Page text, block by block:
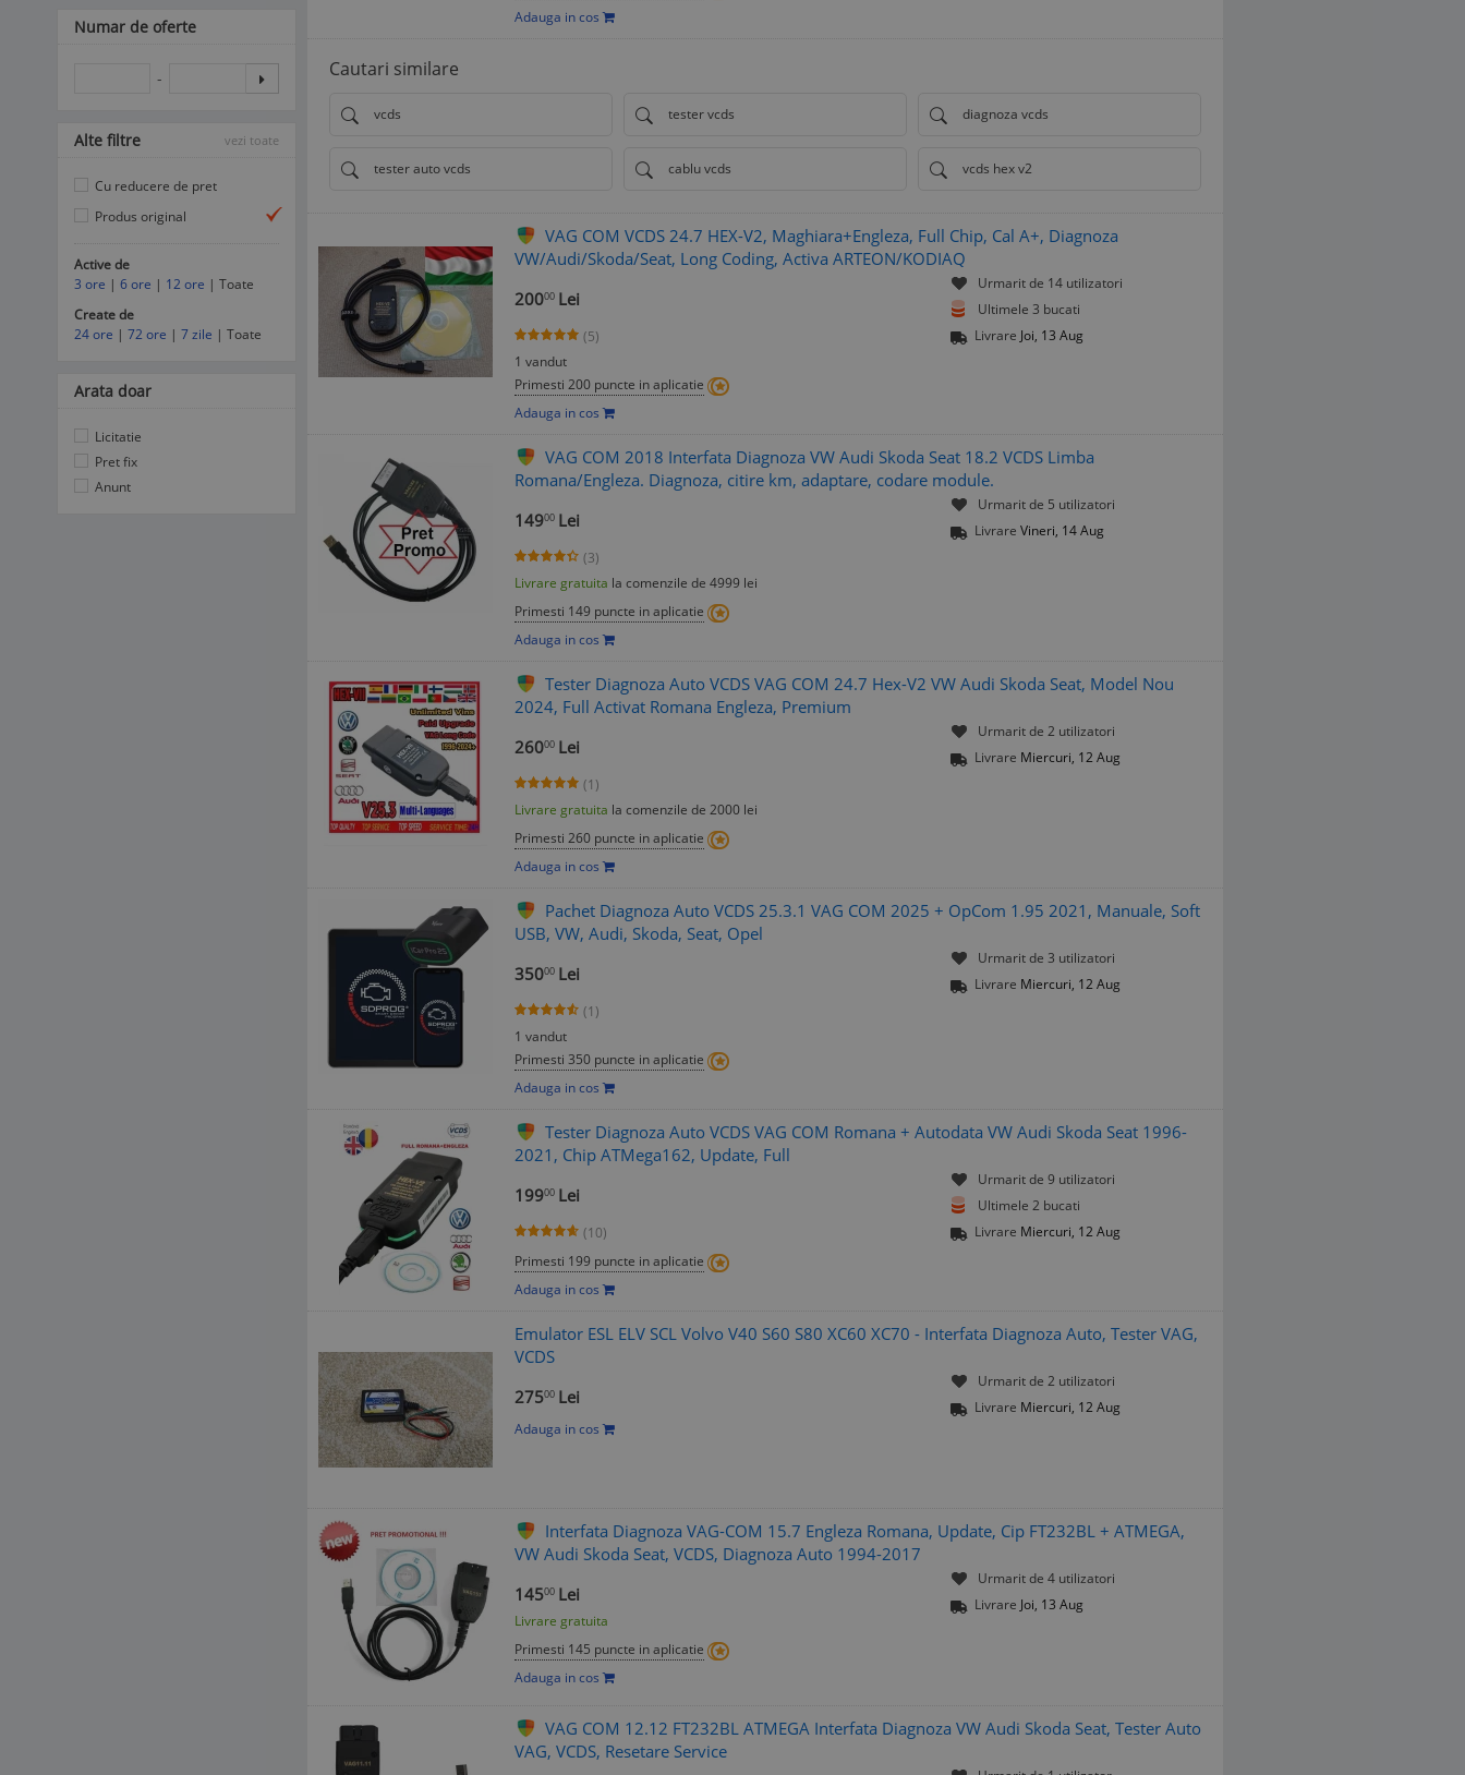
Adauga in cos
Cautari similare
vcds tester vcds diagnoza vcds
tester auto vcds cablu vcds vcds hex v2
VAG COM VCDS 24.7 HEX-V2, Maghiara+Engleza, Full Chip, Cal A+, Diagnoza
VW/Audi/Skoda/Seat, Long Coding, Activa ARTEON/KODIAQ
20000 Lei
(5)
1 vandut
Primesti 200 puncte in aplicatie
Adauga in cos
Urmarit de 14 utilizatori
Ultimele 3 bucati
Livrare Joi, 13 Aug
VAG COM 2018 Interfata Diagnoza VW Audi Skoda Seat 18.2 VCDS Limba
Romana/Engleza. Diagnoza, citire km, adaptare, codare module.
14900 Lei
(3)
Livrare gratuita la comenzile de 4999 lei
Primesti 149 puncte in aplicatie
Adauga in cos
Urmarit de 5 utilizatori
Livrare Vineri, 14 Aug
Tester Diagnoza Auto VCDS VAG COM 24.7 Hex-V2 VW Audi Skoda Seat, Model Nou
2024, Full Activat Romana Engleza, Premium
26000 Lei
(1)
Livrare gratuita la comenzile de 2000 lei
Primesti 260 puncte in aplicatie
Adauga in cos
Urmarit de 2 utilizatori
Livrare Miercuri, 12 Aug
Pachet Diagnoza Auto VCDS 25.3.1 VAG COM 2025 + OpCom 1.95 2021, Manuale, Soft
USB, VW, Audi, Skoda, Seat, Opel
35000 Lei
(1)
1 vandut
Primesti 350 puncte in aplicatie
Adauga in cos
Urmarit de 3 utilizatori
Livrare Miercuri, 12 Aug
Tester Diagnoza Auto VCDS VAG COM Romana + Autodata VW Audi Skoda Seat 1996-
2021, Chip ATMega162, Update, Full
19900 Lei
(10)
Primesti 199 puncte in aplicatie
Adauga in cos
Urmarit de 9 utilizatori
Ultimele 2 bucati
Livrare Miercuri, 12 Aug
Emulator ESL ELV SCL Volvo V40 S60 S80 XC60 XC70 - Interfata Diagnoza Auto, Tester VAG,
VCDS
27500 Lei
Adauga in cos
Urmarit de 2 utilizatori
Livrare Miercuri, 12 Aug
Interfata Diagnoza VAG-COM 15.7 Engleza Romana, Update, Cip FT232BL + ATMEGA,
VW Audi Skoda Seat, VCDS, Diagnoza Auto 1994-2017
14500 Lei
Livrare gratuita
Primesti 145 puncte in aplicatie
Adauga in cos
Urmarit de 4 utilizatori
Livrare Joi, 13 Aug
VAG COM 12.12 FT232BL ATMEGA Interfata Diagnoza VW Audi Skoda Seat, Tester Auto
VAG, VCDS, Resetare Service
Numar de oferte
-
Alte filtre vezi toate
Cu reducere de pret
Produs original
Active de
3 ore | 6 ore | 12 ore | Toate
Create de
24 ore | 72 ore | 7 zile | Toate
Arata doar
Licitatie
Pret fix
Anunt